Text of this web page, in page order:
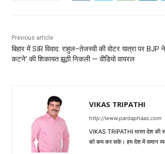
Previous article
बिहार में SIR विवाद: राहुल–तेजस्वी की वोटर यात्रा पर BJP
कटने’ की शिकायत झूठी निकली — वीडियो वायरल
VIKAS TRIPATHI
http://www.pardaphaas.com
VIKAS TRIPATHI भारत देश की
को कम कर सके। हम देश में समान